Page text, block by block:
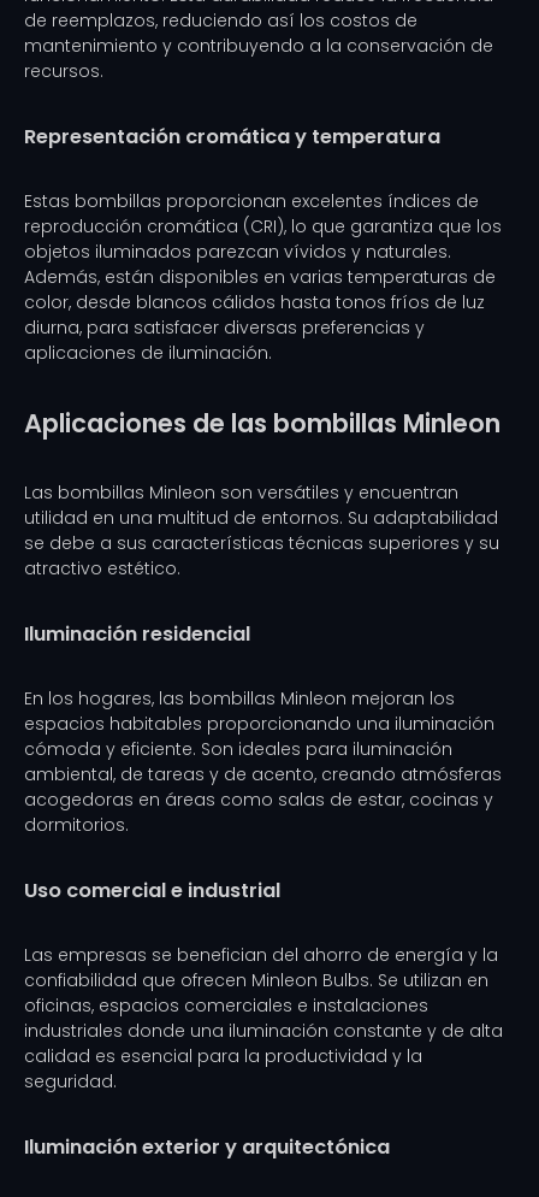
de reemplazos, reduciendo así los costos de
mantenimiento y contribuyendo a la conservación de
recursos.
Representación cromática y temperatura
Estas bombillas proporcionan excelentes índices de
reproducción cromática (CRI), lo que garantiza que los
objetos iluminados parezcan vívidos y naturales.
Además, están disponibles en varias temperaturas de
color, desde blancos cálidos hasta tonos fríos de luz
diurna, para satisfacer diversas preferencias y
aplicaciones de iluminación.
Aplicaciones de las bombillas Minleon
Las bombillas Minleon son versátiles y encuentran
utilidad en una multitud de entornos. Su adaptabilidad
se debe a sus características técnicas superiores y su
atractivo estético.
Iluminación residencial
En los hogares, las bombillas Minleon mejoran los
espacios habitables proporcionando una iluminación
cómoda y eficiente. Son ideales para iluminación
ambiental, de tareas y de acento, creando atmósferas
acogedoras en áreas como salas de estar, cocinas y
dormitorios.
Uso comercial e industrial
Las empresas se benefician del ahorro de energía y la
confiabilidad que ofrecen Minleon Bulbs. Se utilizan en
oficinas, espacios comerciales e instalaciones
industriales donde una iluminación constante y de alta
calidad es esencial para la productividad y la
seguridad.
Iluminación exterior y arquitectónica